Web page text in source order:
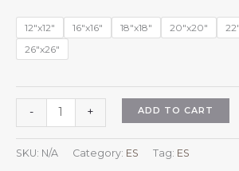
$15.99
12"x12" 16"x16" 18"x18" 20"x20"
26"x26"
-
de
almohada
cuadradas
+ ADD TO CART
SKU: N/A Category: ES Tag: ES